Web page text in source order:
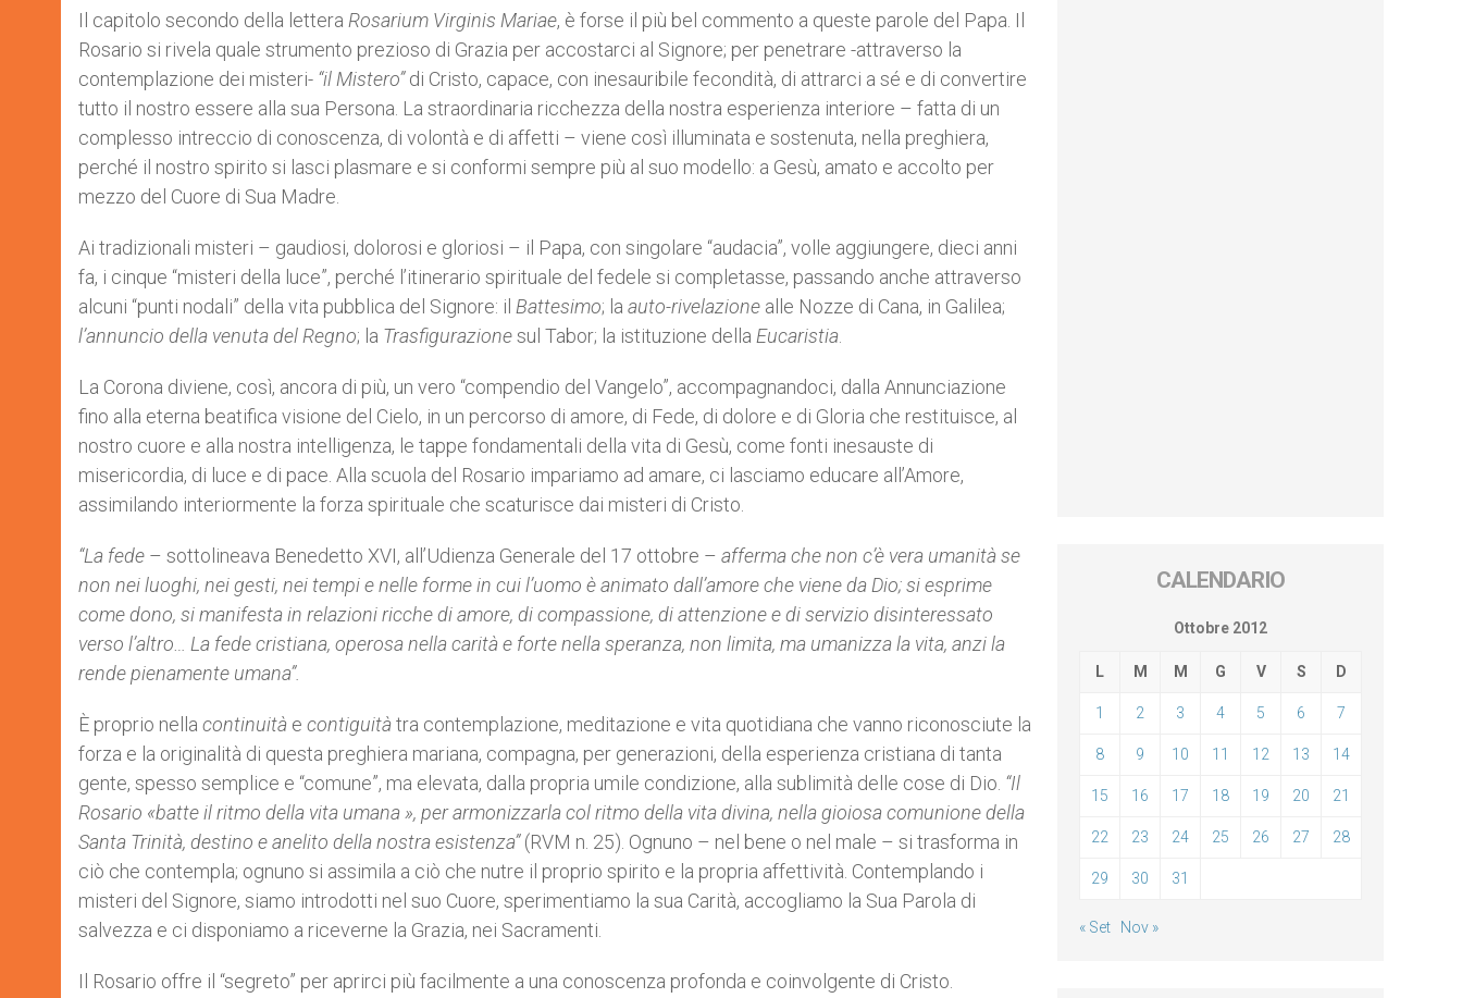
Il capitolo secondo della lettera Rosarium Virginis Mariae, è forse il più bel commento a queste parole del Papa. Il
Rosario si rivela quale strumento prezioso di Grazia per accostarci al Signore; per penetrare -attraverso la
contemplazione dei misteri- “il Mistero”di Cristo, capace, con inesauribile fecondità, di attrarci a sé e di convertire
tutto il nostro essere alla sua Persona. La straordinaria ricchezza della nostra esperienza interiore – fatta di un
complesso intreccio di conoscenza, di volontà e di affetti – viene così illuminata e sostenuta, nella preghiera,
perché il nostro spirito si lasci plasmare e si conformi sempre più al suo modello: a Gesù, amato e accolto per
mezzo del Cuore di Sua Madre.
Ai tradizionali misteri – gaudiosi, dolorosi e gloriosi – il Papa, con singolare “audacia”, volle aggiungere, dieci anni
fa, i cinque “misteri della luce”, perché l’itinerario spirituale del fedele si completasse, passando anche attraverso
alcuni “punti nodali” della vita pubblica del Signore: il Battesimo; la auto-rivelazione alle Nozze di Cana, in Galilea;
l’annuncio della venuta del Regno; la Trasfigurazionesul Tabor; la istituzione della Eucaristia
La Corona diviene, così, ancora di più, un vero “compendio del Vangelo”, accompagnandoci, dalla Annunciazione
fino alla eterna beatifica visione del Cielo, in un percorso di amore, di Fede, di dolore e di Gloria che restituisce, al
nostro cuore e alla nostra intelligenza, le tappe fondamentali della vita di Gesù, come fonti inesauste di
misericordia, di luce e di pace. Alla scuola del Rosario impariamo ad amare, ci lasciamo educare all’Amore,
assimilando interiormente la forza spirituale che scaturisce dai misteri di Cristo.
“L a fede – sottolineava Benedetto XVI, all’Udienza Generale del 17 ottobre – afferma che non c’è vera umanità se
non nei luoghi, nei gesti, nei tempi e nelle forme in cui l’uomo è animato dall’amore che viene da Dio; si esprime
come dono, si manifesta in relazioni ricche di amore, di compassione, di attenzione e di servizio disinteressato
verso l’altro… La fede cristiana, operosa nella carità e forte nella speranza, non limita, ma umanizza la vita, anzi la
rende pienamente umana”.
È proprio nella continuità e contiguitàtra contemplazione, meditazione e vita quotidiana che vanno riconosciute la
forza e la originalità di questa preghiera mariana, compagna, per generazioni, della esperienza cristiana di tanta
gente, spesso semplice e “comune”, ma elevata, dalla propria umile condizione, alla sublimità delle cose di Dio. “Il
Rosario «batte il ritmo della vita umana », per armonizzarla col ritmo della vita divina, nella gioiosa comunione della
Santa Trinità, destino e anelito della nostra esistenza”(RVM n. 25). Ognuno – nel bene o nel male – si trasforma in
ciò che contempla; ognuno si assimila a ciò che nutre il proprio spirito e la propria affettività. Contemplando i
misteri del Signore, siamo introdotti nel suo Cuore, sperimentiamo la sua Carità, accogliamo la Sua Parola di
salvezza e ci disponiamo a riceverne la Grazia, nei Sacramenti.
Il Rosario offre il “segreto” per aprirci più facilmente a una conoscenza profonda e coinvolgente di Cristo.
CALENDARIO
Ottobre 2012
L M M G V S D
1 2 3 4 5 6 7
8 9 10 11 12 13 14
15 16 17 18 19 20 21
22 23 24 25 26 27 28
29 30 31
« Set Nov »